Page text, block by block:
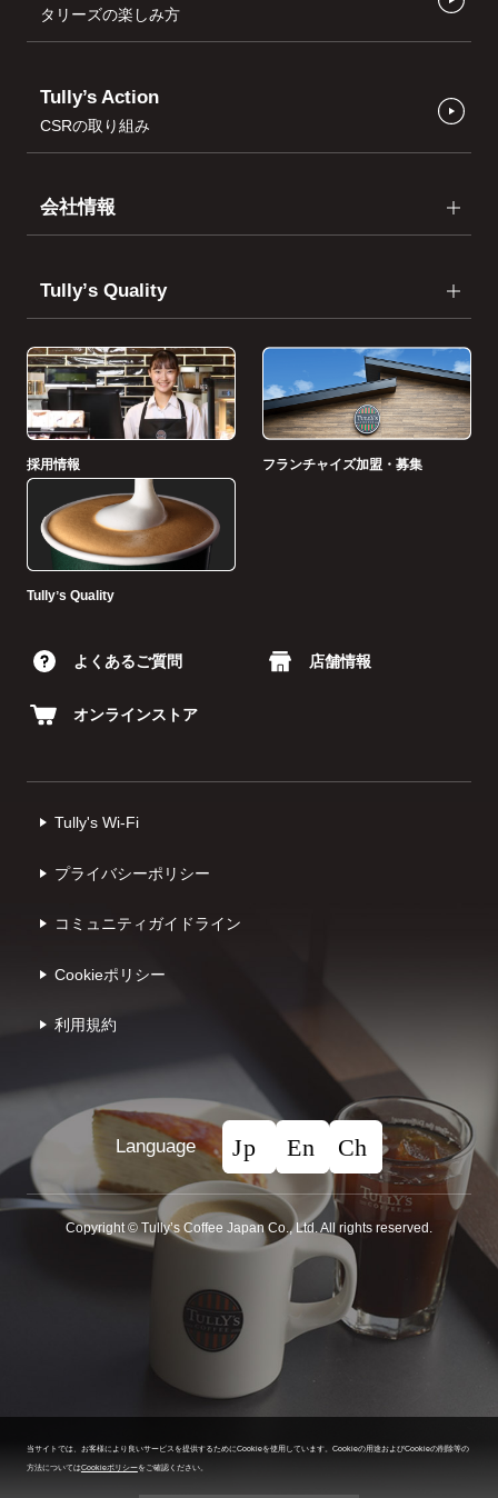
タリーズの楽しみ方
Tully’s Action
CSRの取り組み
会社情報
Tullyʼs Quality
採用情報 フランチャイズ加盟・募集
Tullyʼs Quality
よくあるご質問 店舗情報
オンラインストア
Tully's Wi-Fi
プライバシーポリシー
コミュニティガイドライン
Cookieポリシー
利⽤規約
Language
Copyright © Tullyʼs Coffee Japan Co., Ltd. All rights reserved.
当サイトでは、お客様により良いサービスを提供するためにCookieを使用しています。 Cookieの用途およびCookieの削除等の
方法についてはCookieポリシーをご確認ください。